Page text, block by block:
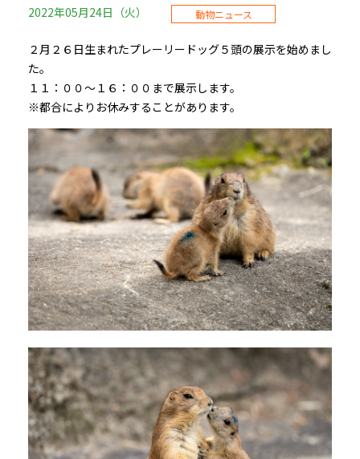
2022年05月24日（火） 動物ニュース
２月２６日生まれたプレーリードッグ５頭の展示を始めまし
た。
１１：００～１６：００まで展示します。
※都合によりお休みすることがあります。